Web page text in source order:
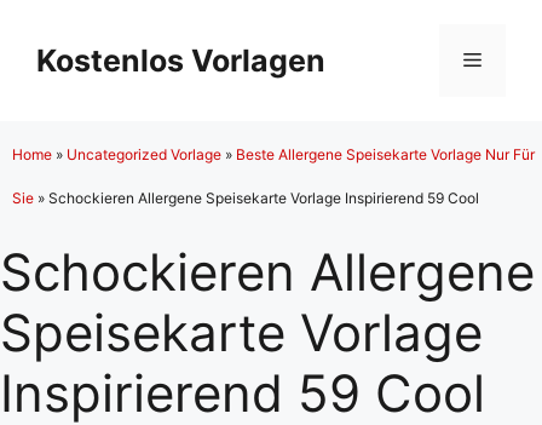
Inhalt
springen
Kostenlos Vorlagen Menü
Home » Uncategorized Vorlage » Beste Allergene Speisekarte Vorlage Nur Für
Sie » Schockieren Allergene Speisekarte Vorlage Inspirierend 59 Cool
Schockieren Allergene
Speisekarte Vorlage
Inspirierend 59 Cool